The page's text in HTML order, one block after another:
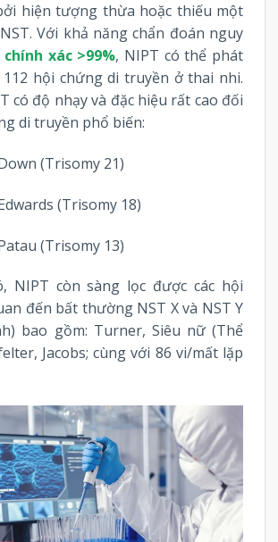
hiện tượng thừa hoặc thiếu một
Với khả năng chẩn đoán nguy
chính xác >99%, NIPT có thể phát
hội chứng di truyền ở thai nhi.
có độ nhạy và đặc hiệu rất cao đối
di truyền phổ biến:
(Trisomy 21)
(Trisomy 18)
(Trisomy 13)
NIPT còn sàng lọc được các hội
đến bất thường NST X và NST Y
bao gồm: Turner, Siêu nữ (Thể
Jacobs; cùng với 86 vi/mất lặp